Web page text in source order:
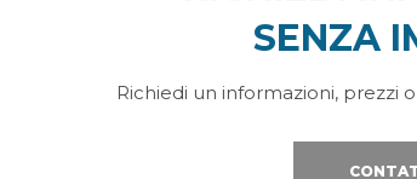
SENZA
Richiedi un informazioni, prezzi